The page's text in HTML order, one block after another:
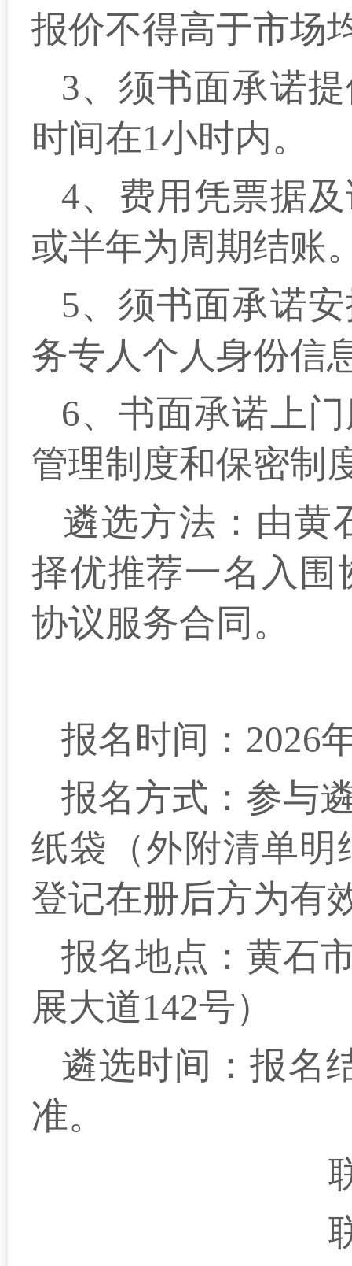
报价不得高于市场
3、须书面承诺
时间在1小时内。
4、费用凭票据
或半年为周期结账
5、须书面承诺
务专人个人身份信
6、书面承诺上
管理制度和保密制
遴选方法：由黄
择优推荐一名入围
协议服务合同。
报名时间：2026
报名方式：参与
纸袋（外附清单
登记在册后方为有
报名地点：黄石
展大道142号）
遴选时间：报名
准。